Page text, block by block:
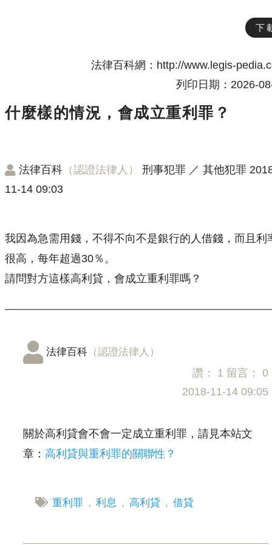
下
法律百科網：http://www.legis-
列印日期：2026-
什麼樣的情況，會成立重利罪？
法律百科 （認證法律人） 刑事犯罪 ／ 其他犯罪
11-14 09:03
我因為急需用錢，不得不向不是銀行的人借錢，而且利
很高，每年超過30％。
請問對方這樣高利貸，會成立重利罪嗎？
法律百科 （認證法律人）
讚： 1 留言： 0
2018-11-14 09:05
關於高利貸會不會一定成立重利罪，請見本站文
章： 高利貸與重利罪的關聯性？
重利罪 ， 利息 ， 高利貸 ， 借貸